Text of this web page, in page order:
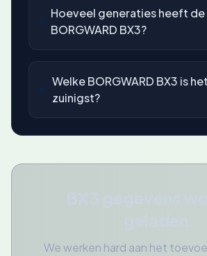
Hoeveel generaties heeft de
BORGWARD BX3?
Welke BORGWARD BX3 is het
zuinigst?
We werken hard aan het